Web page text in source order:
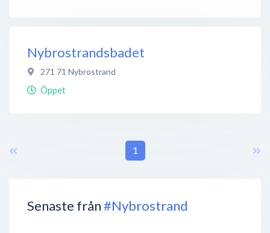
Senaste från#Nybrostrand
Nybrostrandsbadet
271 71 Nybrostrand
Öppet
1